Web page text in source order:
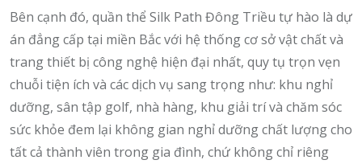
Bên cạnh đó, quần thể Silk Path Đông Triều tự hào là dự
án đẳng cấp tại miền Bắc với hệ thống cơ sở vật chất và
trang thiết bị công nghệ hiện đại nhất, quy tụ trọn vẹn
chuỗi tiện ích và các dịch vụ sang trọng như: khu nghỉ
dưỡng, sân tập golf, nhà hàng, khu giải trí và chăm sóc
sức khỏe đem lại không gian nghỉ dưỡng chất lượng cho
tất cả thành viên trong gia đình, chứ không chỉ riêng